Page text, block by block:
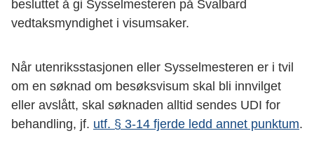
besluttet å gi Sysselmesteren på Svalbard
vedtaksmyndighet i visumsaker.
Når utenriksstasjonen eller Sysselmesteren er i tvil
om en søknad om besøksvisum skal bli innvilget
eller avslått, skal søknaden alltid sendes UDI for
behandling, jf. utf. § 3-14 fjerde ledd annet punktum.